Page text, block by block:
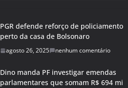
PGR defende reforço de policiamento
perto da casa de Bolsonaro
agosto 26, 2025 nenhum comentário
Dino manda PF investigar emendas
parlamentares que somam R$ 694 mi